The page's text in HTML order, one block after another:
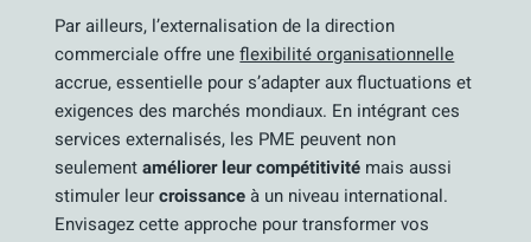
Par ailleurs, l’externalisation de la direction
commerciale offre uneflexibilité organisationnelle
accrue, essentielle pour s’adapter aux fluctuations et
exigences des marchés mondiaux. En intégrant ces
services externalisés, les PME peuvent non
seulementaméliorer leur compétitivité mais aussi
stimuler leurcroissanceà un niveau international.
Envisagez cette approche pour transformer vos